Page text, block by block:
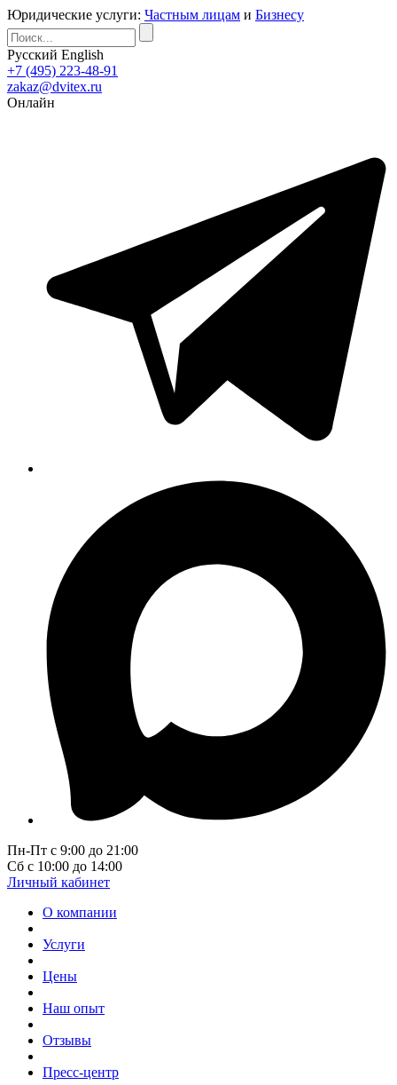
Юридические услуги: Частным лицам и Бизнесу
Русский English
+7 (495) 223-48-91
zakaz@dvitex.ru
Онлайн
Пн-Пт с 9:00 до 21:00
Сб с 10:00 до 14:00
Личный кабинет
О компании
Услуги
Цены
Наш опыт
Отзывы
Пресс-центр